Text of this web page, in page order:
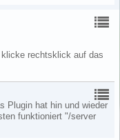
rechtsklick auf das
Plugin hat hin und wieder
funktioniert "/server